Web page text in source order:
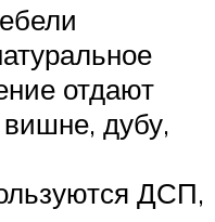
отдают
дубу,
ДСП,